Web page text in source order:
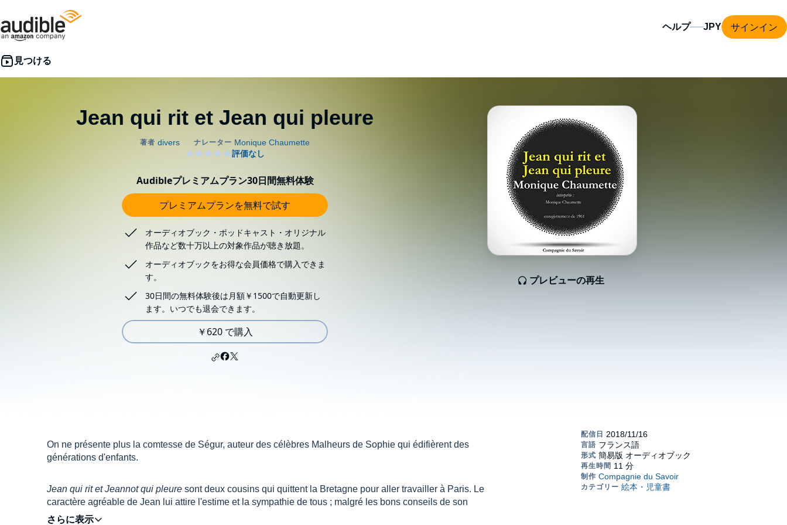
ヘルプ サインイン
Jean qui rit et Jean qui pleure
プレビューの再生
Audibleプレミアムプラン30日間無料体験
プレミアムプランを無料で試す
オーディオブック・ポッドキャスト・オリジナル
作品など数十万以上の対象作品が聴き放題。
オーディオブックをお得な会員価格で購入できま
す。
30日間の無料体験後は月額￥1500で自動更新し
ます。いつでも退会できます。
￥620 で購入
On ne présente plus la comtesse de Ségur, auteur des célèbres Malheurs de Sophie qui édifièrent des
générations d'enfants.
Jean qui rit et Jeannot qui pleure sont deux cousins qui quittent la Bretagne pour aller travailler à Paris. Le
caractère agréable de Jean lui attire l'estime et la sympathie de tous ; malgré les bons conseils de son
entourage, Jeannot cède de plus en plus à une nature canaille.